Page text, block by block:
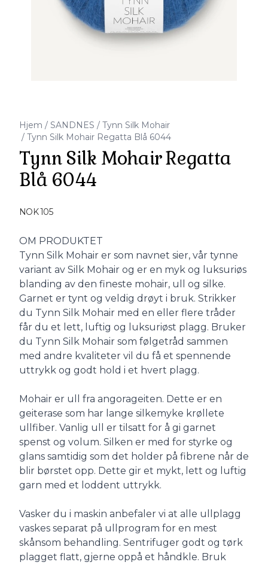
Hjem / SANDNES / Tynn Silk Mohair
/ Tynn Silk Mohair Regatta Blå 6044
Tynn Silk Mohair Regatta
Blå 6044
NOK 105
Description
OM PRODUKTET
Tynn Silk Mohair er som navnet sier, vår tynne
variant av Silk Mohair og er en myk og luksuriøs
blanding av den fineste mohair, ull og silke.
Garnet er tynt og veldig drøyt i bruk. Strikker
du Tynn Silk Mohair med en eller flere tråder
får du et lett, luftig og luksuriøst plagg. Bruker
du Tynn Silk Mohair som følgetråd sammen
med andre kvaliteter vil du få et spennende
uttrykk og godt hold i et hvert plagg.
Mohair er ull fra angorageiten. Dette er en
geiterase som har lange silkemyke krøllete
ullfiber. Vanlig ull er tilsatt for å gi garnet
spenst og volum. Silken er med for styrke og
glans samtidig som det holder på fibrene når de
blir børstet opp. Dette gir et mykt, lett og luftig
garn med et loddent uttrykk.
Vasker du i maskin anbefaler vi at alle ullplagg
vaskes separat på ullprogram for en mest
skånsom behandling. Sentrifuger godt og tørk
plagget flatt, gjerne oppå et håndkle. Bruk